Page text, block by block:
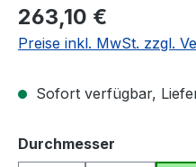
Regulärer Preis:
263,10 €
Preise inkl. MwSt. zzgl.
Sofort verfügbar,
Durchmesser